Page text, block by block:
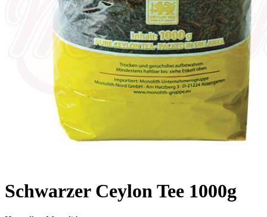
Schwarzer Ceylon Tee 1000g